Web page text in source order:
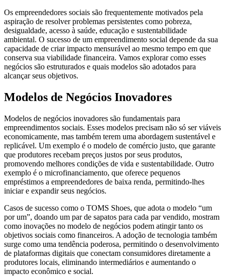
Os empreendedores sociais são frequentemente motivados pela
aspiração de resolver problemas persistentes como pobreza,
desigualdade, acesso à saúde, educação e sustentabilidade
ambiental. O sucesso de um empreendimento social depende da sua
capacidade de criar impacto mensurável ao mesmo tempo em que
conserva sua viabilidade financeira. Vamos explorar como esses
negócios são estruturados e quais modelos são adotados para
alcançar seus objetivos.
Modelos de Negócios Inovadores
Modelos de negócios inovadores são fundamentais para
empreendimentos sociais. Esses modelos precisam não só ser viáveis
economicamente, mas também terem uma abordagem sustentável e
replicável. Um exemplo é o modelo de comércio justo, que garante
que produtores recebam preços justos por seus produtos,
promovendo melhores condições de vida e sustentabilidade. Outro
exemplo é o microfinanciamento, que oferece pequenos
empréstimos a empreendedores de baixa renda, permitindo-lhes
iniciar e expandir seus negócios.
Casos de sucesso como o TOMS Shoes, que adota o modelo “um
por um”, doando um par de sapatos para cada par vendido, mostram
como inovações no modelo de negócios podem atingir tanto os
objetivos sociais como financeiros. A adoção de tecnologia também
surge como uma tendência poderosa, permitindo o desenvolvimento
de plataformas digitais que conectam consumidores diretamente a
produtores locais, eliminando intermediários e aumentando o
impacto econômico e social.